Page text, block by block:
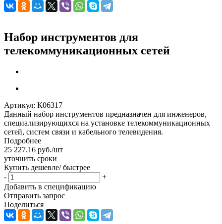
Набор инструментов для
телекоммуникационных сетей
Артикул: К06317
Данный набор инструментов предназначен для инженеров,
специализирующихся на установке телекоммуникационных
сетей, систем связи и кабельного телевидения.
Подробнее
25 227.16 руб./шт
уточнить сроки
Купить дешевле/ быстрее
-
+
Добавить в спецификацию
Отправить запрос
Поделиться